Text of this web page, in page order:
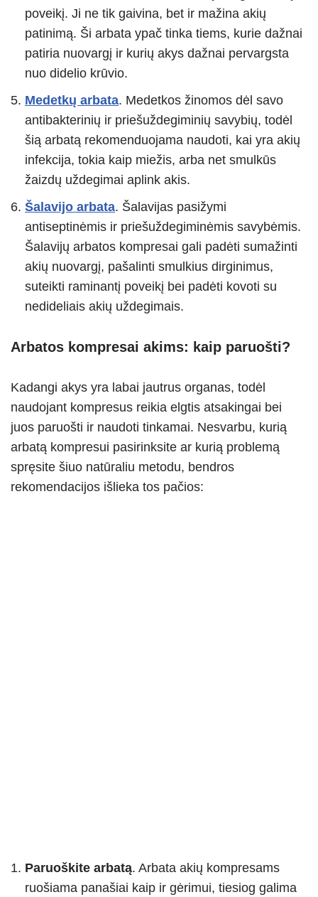
poveikį. Ji ne tik gaivina, bet ir mažina akių
patinimą. Ši arbata ypač tinka tiems, kurie dažnai
patiria nuovargį ir kurių akys dažnai pervargsta
nuo didelio krūvio.
Medetkų arbata. Medetkos žinomos dėl savo
antibakterinių ir priešuždegiminių savybių, todėl
šią arbatą rekomenduojama naudoti, kai yra akių
infekcija, tokia kaip miežis, arba net smulkūs
žaizdų uždegimai aplink akis.
Šalavijo arbata. Šalavijas pasižymi
antiseptinėmis ir priešuždegiminėmis savybėmis.
Šalavijų arbatos kompresai gali padėti sumažinti
akių nuovargį, pašalinti smulkius dirginimus,
suteikti raminantį poveikį bei padėti kovoti su
nedideliais akių uždegimais.
Arbatos kompresai akims: kaip paruošti?
Kadangi akys yra labai jautrus organas, todėl
naudojant kompresus reikia elgtis atsakingai bei
juos paruošti ir naudoti tinkamai. Nesvarbu, kurią
arbatą kompresui pasirinksite ar kurią problemą
spręsite šiuo natūraliu metodu, bendros
rekomendacijos išlieka tos pačios:
Paruoškite arbatą. Arbata akių kompresams
ruošiama panašiai kaip ir gėrimui, tiesiog galima